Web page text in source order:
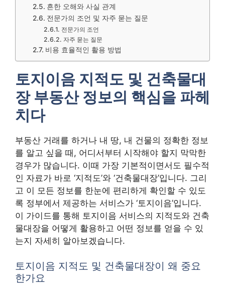
흔한 오해와 사실 관계
전문가의 조언 및 자주 묻는 질문
전문가의 조언
자주 묻는 질문
비용 효율적인 활용 방법
토지이음 지적도 및 건축물대
장 부동산 정보의 핵심을 파헤
치다
부동산 거래를 하거나 내 땅, 내 건물의 정확한 정보
를 알고 싶을 때, 어디서부터 시작해야 할지 막막한
경우가 많습니다. 이때 가장 기본적이면서도 필수적
인 자료가 바로 ‘지적도’와 ‘건축물대장’입니다. 그리
고 이 모든 정보를 한눈에 편리하게 확인할 수 있도
록 정부에서 제공하는 서비스가 ‘토지이음’입니다.
이 가이드를 통해 토지이음 서비스의 지적도와 건축
물대장을 어떻게 활용하고 어떤 정보를 얻을 수 있
는지 자세히 알아보겠습니다.
토지이음 지적도 및 건축물대장이 왜 중요
한가요